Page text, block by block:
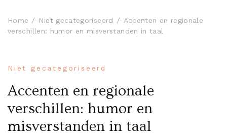
Home Niet gecategoriseerd
Accenten en regionale
verschillen: humor en misverstanden in taal
Niet gecategoriseerd
Accenten en regionale
verschillen: humor en
misverstanden in taal